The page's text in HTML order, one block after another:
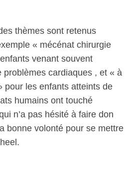
thèmes sont retenus
« mécénat chirurgie
venant souvent
problèmes cardiaques , et « à
pour les enfants atteints de
humains ont touché
n’a pas hésité à faire don
bonne volonté pour se mettre